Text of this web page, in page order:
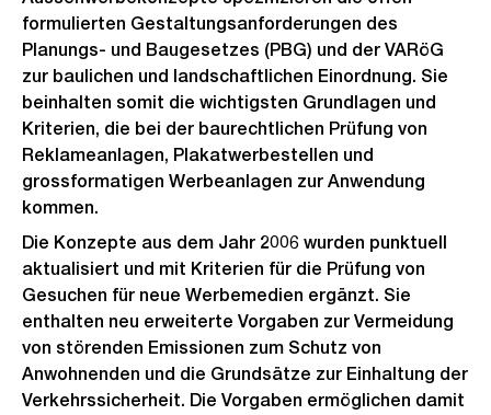
formulierten Gestaltungsanforderungen des
Planungs- und Baugesetzes (PBG) und der VARöG
zur baulichen und landschaftlichen Einordnung. Sie
beinhalten somit die wichtigsten Grundlagen und
Kriterien, die bei der baurechtlichen Prüfung von
Reklameanlagen, Plakatwerbestellen und
grossformatigen Werbeanlagen zur Anwendung
kommen.
Die Konzepte aus dem Jahr 2006 wurden punktuell
aktualisiert und mit Kriterien für die Prüfung von
Gesuchen für neue Werbemedien ergänzt. Sie
enthalten neu erweiterte Vorgaben zur Vermeidung
von störenden Emissionen zum Schutz von
Anwohnenden und die Grundsätze zur Einhaltung der
Verkehrssicherheit. Die Vorgaben ermöglichen damit